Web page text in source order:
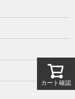
カート確認